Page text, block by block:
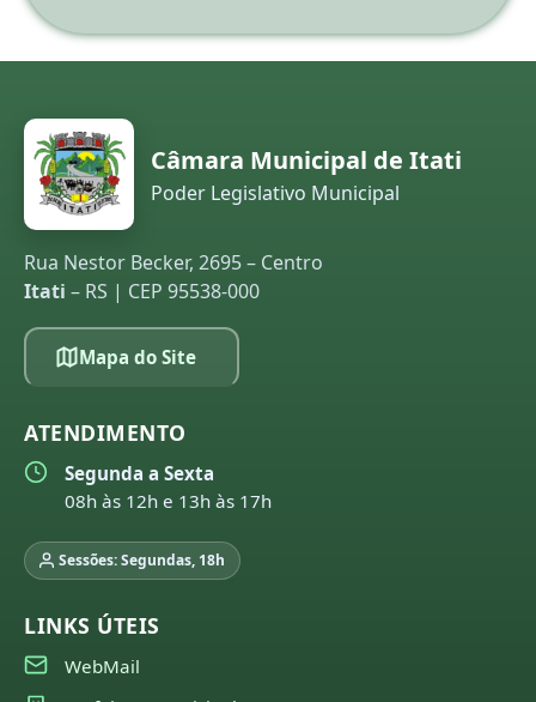
Câmara Municipal de Itati
Poder Legislativo Municipal
Rua Nestor Becker, 2695 – Centro
Itati – RS | CEP 95538-000
Mapa do Site
ATENDIMENTO
Segunda a Sexta
08h às 12h e 13h às 17h
Sessões: Segundas, 18h
LINKS ÚTEIS
WebMail